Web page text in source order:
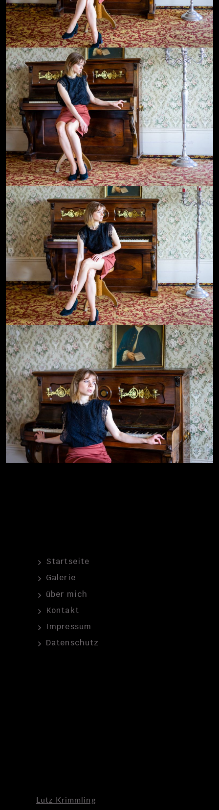
Startseite
Galerie
über mich
Kontakt
Impressum
Datenschutz
Lutz Krimmling